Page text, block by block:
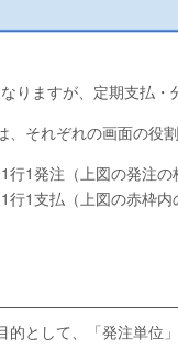
りますが、定期支払・
それぞれの画面の役
1発注（上図の発注の
1支払（上図の赤枠内
として、「発注単位